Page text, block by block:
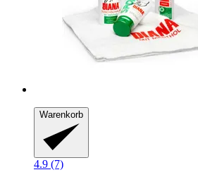
Warenkorb
4.9 (7)